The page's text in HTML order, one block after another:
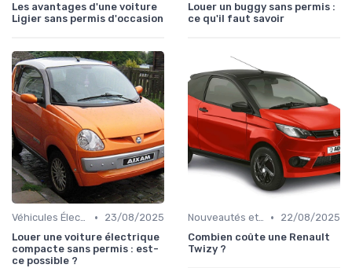
Les avantages d'une voiture
Ligier sans permis d'occasion
Louer un buggy sans permis :
ce qu'il faut savoir
Véhicules Électriques sans Permis •
23/08/2025
Louer une voiture électrique
compacte sans permis : est-
ce possible ?
Nouveautés et Tendances •
22/08/2025
Combien coûte une Renault
Twizy ?